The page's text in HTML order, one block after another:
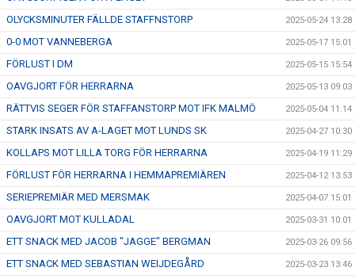
OLYCKSMINUTER FÄLLDE STAFFNSTORP 2025-05-24 13:28
0-0 MOT VANNEBERGA 2025-05-17 15:01
FÖRLUST I DM 2025-05-15 15:54
OAVGJORT FÖR HERRARNA 2025-05-13 09:03
RÄTTVIS SEGER FÖR STAFFANSTORP MOT IFK MALMÖ 2025-05-04 11:14
STARK INSATS AV A-LAGET MOT LUNDS SK 2025-04-27 10:30
KOLLAPS MOT LILLA TORG FÖR HERRARNA 2025-04-19 11:29
FÖRLUST FÖR HERRARNA I HEMMAPREMIÄREN 2025-04-12 13:53
SERIEPREMIÄR MED MERSMAK 2025-04-07 15:01
OAVGJORT MOT KULLADAL 2025-03-31 10:01
ETT SNACK MED JACOB "JAGGE" BERGMAN 2025-03-26 09:56
ETT SNACK MED SEBASTIAN WEIJDEGÅRD 2025-03-23 13:46